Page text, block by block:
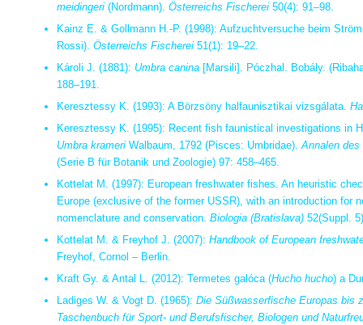
meidingeri (Nordmann). Österreichs Fischerei 50(4): 91–98.
Kainz E. & Gollmann H.-P. (1998): Aufzuchtversuche beim
Rossi). Österreichs Fischerei 51(1): 19–22.
Károli J. (1881): Umbra canina [Marsili]. Póczhal. Bobály.
188–191.
Keresztessy K. (1993): A Börzsöny halfaunisztikai vizsgálata.
Keresztessy K. (1995): Recent fish faunistical investigations in
Umbra krameri Walbaum, 1792 (Pisces: Umbridae).Annalen
(Serie B für Botanik und Zoologie) 97: 458–465.
Kottelat M. (1997): European freshwater fishes. An heuristic
Europe (exclusive of the former USSR), with an introduction for
nomenclature and conservation. Biologia (Bratislava) 52(Suppl.
Kottelat M. & Freyhof J. (2007): Handbook of European
Freyhof, Cornol – Berlin.
Kraft Gy. & Antal L. (2012): Termetes galóca (Hucho hucho) a
Ladiges W. & Vogt D. (1965): Die Süßwasserfische Europas bis
Taschenbuch für Sport- und Berufsfischer, Biologen und